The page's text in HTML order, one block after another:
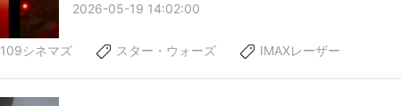
2026-05-19 14:02:00
109シネマズ スター・ウォーズ IMAXレーザー